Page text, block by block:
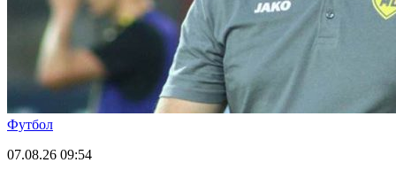
Футбол
07.08.26 09:54